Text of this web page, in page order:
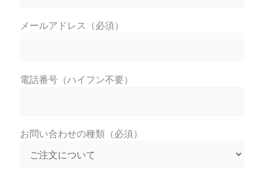
メールアドレス（必須）
電話番号（ハイフン不要）
お問い合わせの種類（必須）